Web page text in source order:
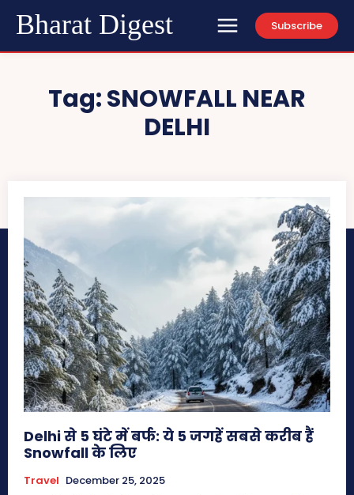
Bharat Digest Subscribe
Tag:SNOWFALL NEAR
DELHI
Delhi से 5 घंटे में बर्फ: ये 5 जगहें सबसे करीब हैं
Snowfall के लिए
Travel December 25, 2025